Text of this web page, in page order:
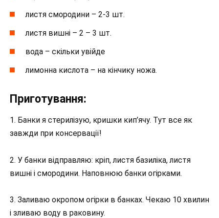
листя смородини – 2-3 шт.
листя вишні – 2 – 3 шт.
вода – скільки увійде
лимонна кислота – на кінчику ножа.
Приготування:
1. Банки я стерилізую, кришки кип’ячу. Тут все як
завжди при консервації!
2. У банки відправляю: кріп, листя базиліка, листя
вишні і смородини. Наповнюю банки огірками.
3. Заливаю окропом огірки в банках. Чекаю 10 хвилин
і зливаю воду в раковину.